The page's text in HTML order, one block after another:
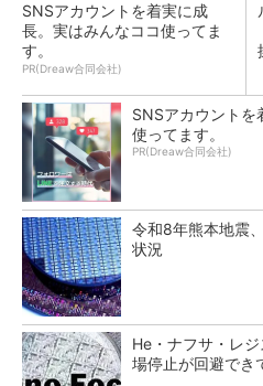
SNSアカウントを着実に成
長。実はみんなココ使ってま
す。
PR(Dreaw合同会社)
SNSアカウントを
使ってます。
PR(Dreaw合同会社)
令和8年熊本地震
状況
He・ナフサ・レ
場停止が回避でき